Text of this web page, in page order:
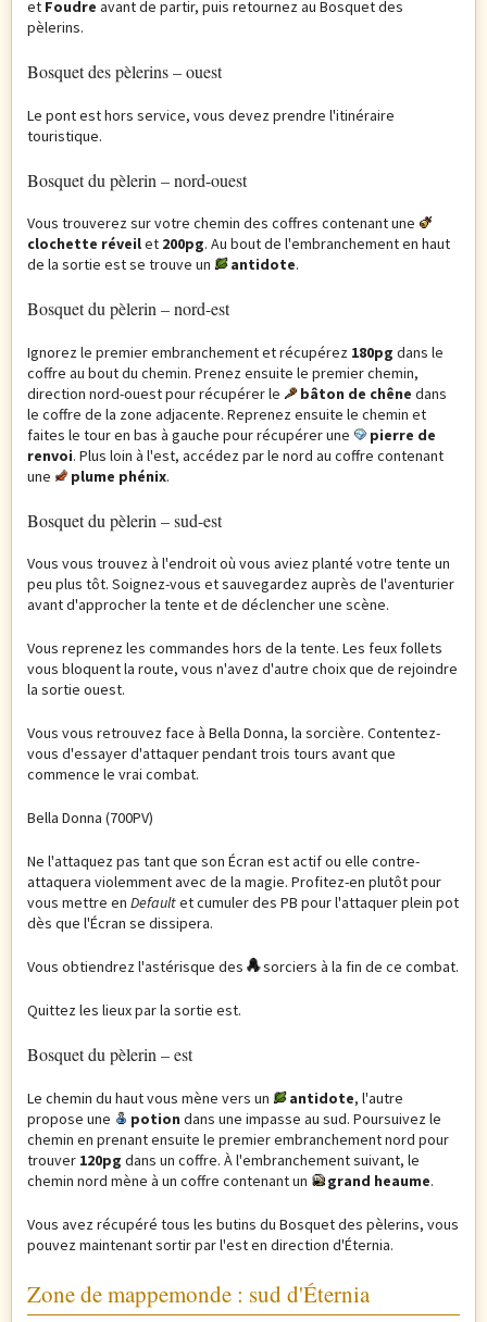
et Foudre avant de partir, puis retournez au Bosquet des
pèlerins.
Bosquet des pèlerins – ouest
Le pont est hors service, vous devez prendre l'itinéraire
touristique.
Bosquet du pèlerin – nord-ouest
Vous trouverez sur votre chemin des coffres contenant une
clochette réveilet 200pg. Au bout de l'embranchement en haut
de la sortie est se trouve un
antidote.
Bosquet du pèlerin – nord-est
Ignorez le premier embranchement et récupérez 180pg dans le
coffre au bout du chemin. Prenez ensuite le premier chemin,
direction nord-ouest pour récupérer le
bâton de chêne dans
le coffre de la zone adjacente. Reprenez ensuite le chemin et
faites le tour en bas à gauche pour récupérer une
pierre de
renvoi. Plus loin à l'est, accédez par le nord au coffre contenant
une
plume phénix.
Bosquet du pèlerin – sud-est
Vous vous trouvez à l'endroit où vous aviez planté votre tente un
peu plus tôt. Soignez-vous et sauvegardez auprès de l'aventurier
avant d'approcher la tente et de déclencher une scène.
Vous reprenez les commandes hors de la tente. Les feux follets
vous bloquent la route, vous n'avez d'autre choix que de rejoindre
la sortie ouest.
Vous vous retrouvez face à Bella Donna, la sorcière. Contentez-
vous d'essayer d'attaquer pendant trois tours avant que
commence le vrai combat.
Bella Donna (700PV)
Ne l'attaquez pas tant que son Écran est actif ou elle contre-
attaquera violemment avec de la magie. Profitez-en plutôt pour
vous mettre en Defaultet cumuler des PB pour l'attaquer plein pot
dès que l'Écran se dissipera.
Vous obtiendrez l'astérisque des sorciers à la fin de ce combat.
Quittez les lieux par la sortie est.
Bosquet du pèlerin – est
Le chemin du haut vous mène vers un antidote, l'autre
propose une
potion dans une impasse au sud. Poursuivez le
chemin en prenant ensuite le premier embranchement nord pour
trouver 120pg dans un coffre. À l'embranchement suivant, le
chemin nord mène à un coffre contenant un
grand heaume.
Vous avez récupéré tous les butins du Bosquet des pèlerins, vous
pouvez maintenant sortir par l'est en direction d'Éternia.
Zone de mappemonde : sud d'Éternia